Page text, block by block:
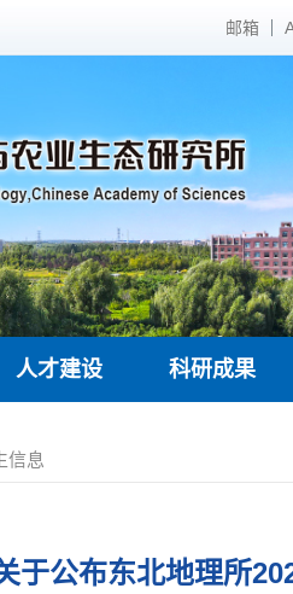
邮箱
人才建设 科研成果
信息
于公布东北地理所